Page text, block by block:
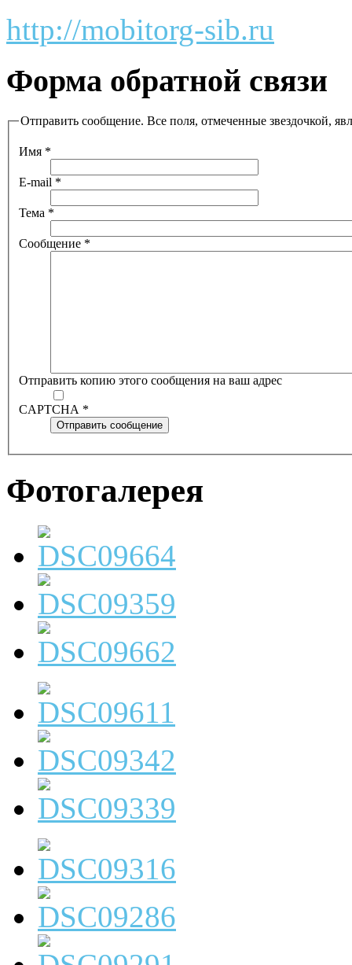
http://mobitorg-sib.ru
Форма обратной связи
Отправить сообщение. Все поля, отмеченные звездочкой,
Имя *
E-mail *
Тема *
Сообщение *
Отправить копию этого сообщения на ваш адрес
CAPTCHA *
Отправить сообщение
Фотогалерея